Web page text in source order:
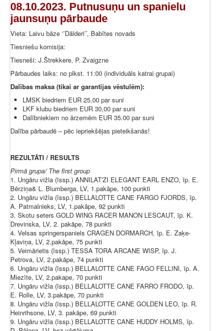
08.10.2023. Putnusuņu un spanielu
jaunsuņu pārbaude
Vieta: Laivu bāze ‘’Dālderi’’, Babītes novads
Tiesniešu komisija:
Tiesneši: J.Štrekkere, P. Zvaigzne
Pārbaudes laiks: no plkst. 11:00 (individuāls katrai grupai)
Dalības maksa (tikai ar garantijas vēstulēm):
LMSK biedriem EUR 25,00 par suni
LKF klubu biedriem EUR 30,00 par suni
Dalībniekiem no ārzemēm EUR 35.00 par suni
Dalība pārbaudē – pēc iepriekšējas pieteikšanās!
REZULTĀTI / RESULTS
Pirmā grupa/ The first group
1. Ungāru vižla (īssp.) ANNILAT'ZI ELEGANT EARL ENZO, īp. E.
Bērziņa& L. Blumberga, LV, 1.pakāpe, 100 punkti
2. Ungāru vižla (īssp.) BELLALOTTE CANE FARGO FJORDS, īp.
A. Patmalnieks, LV, 1.pakāpe, 92 punkti
3. Skotu seters GOLD WING RACER MANON LESCAUT, īp. K.
Drevinska, LV, 2. pakāpe, 78 punkti
4. Velsas springerspaniels CRAGEN DORMARCH, īp. E. Zaķe-
Kļaviņa, LV, 2.pakāpe, 75 punkti
5. Veimārietis (īssp.) TESSA TORA ARCANE WISP, īp. J.
Petrova, LV, 2.pakāpe, 74 punkti
6. Ungāru vižla (īssp.) BELLALOTTE CANE FAGO FELLINI, īp. A.
Miezīte, LV, 2.pakape, 70 punkti
7. Ungāru vižla (īssp.) BELLALOTTE CANE FARRO FRODO, īp.
E. Rolle, LV, 3.pakāpe, 70 punkti
8. Ungāru vižla (īssp.) BELLALOTTE CANE GOLDEN LEO, īp. R.
Heinrihsone, LV, 3. pakāpe, 69 punkti
9. Ungāru vižla (īssp.) BELLALOTTE CANE HUDDY HOLMS, īp.